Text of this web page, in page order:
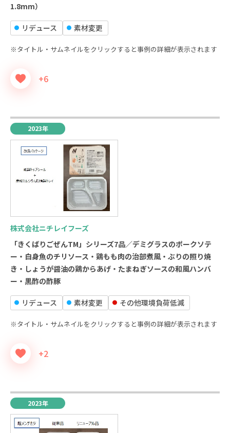
1.8mm）
リデュース 素材変更
※タイトル・サムネイルをクリックすると事例の詳細が表示されます
+6
2023年
株式会社ニチレイフーズ
「きくばりごぜんTM」シリーズ7品／デミグラスのポークソテ
ー・白身魚のチリソース・鶏もも肉の治部煮風・ぶりの照り焼
き・しょうが醤油の鶏からあげ・たまねぎソースの和風ハンバ
ー・黒酢の酢豚
リデュース 素材変更 その他環境負荷低減
※タイトル・サムネイルをクリックすると事例の詳細が表示されます
+2
2023年